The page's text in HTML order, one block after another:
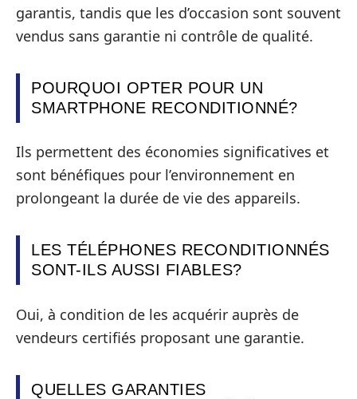
garantis, tandis que les d’occasion sont souvent
vendus sans garantie ni contrôle de qualité.
POURQUOI OPTER POUR UN
SMARTPHONE RECONDITIONNÉ?
Ils permettent des économies significatives et
sont bénéfiques pour l’environnement en
prolongeant la durée de vie des appareils.
LES TÉLÉPHONES RECONDITIONNÉS
SONT-ILS AUSSI FIABLES?
Oui, à condition de les acquérir auprès de
vendeurs certifiés proposant une garantie.
QUELLES GARANTIES